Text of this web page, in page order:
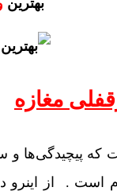
مغازه
که پیچیدگی‌ها
است . از